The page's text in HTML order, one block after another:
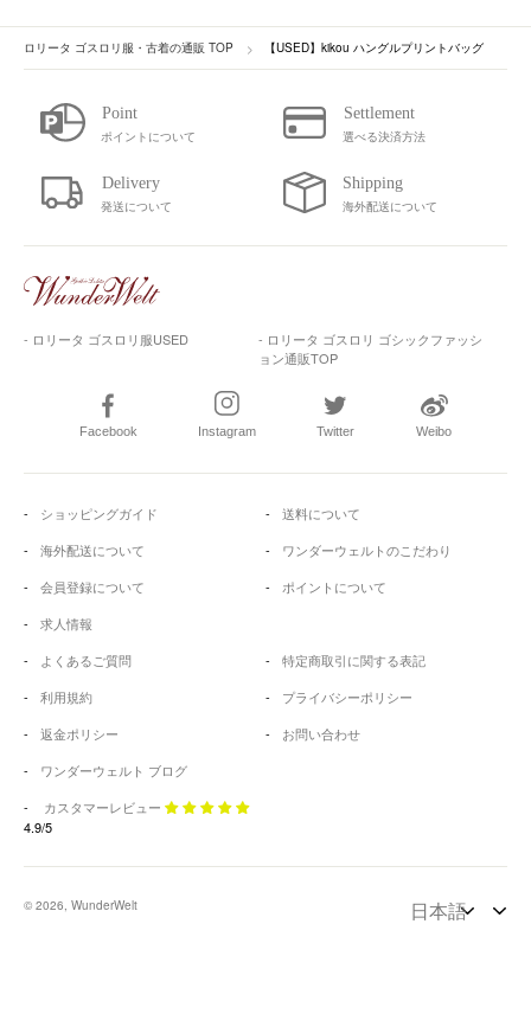
ロリータ ゴスロリ服・古着の通販 TOP 【USED】kikou ハングルプリントバッグ
ポイントについて 選べる決済方法
発送について 海外配送について
- ロリータ ゴスロリ服USED
- ロリータ ゴスロリ ゴシックファッシ
ョン通販TOP
Facebook Instagram Twitter Weibo
ショッピングガイド
送料について
海外配送について
ワンダーウェルトのこだわり
会員登録について
ポイントについて
求人情報
よくあるご質問
特定商取引に関する表記
利用規約
プライバシーポリシー
返金ポリシー
お問い合わせ
ワンダーウェルト ブログ
カスタマーレビュー
4.9/5
© 2026, WunderWelt